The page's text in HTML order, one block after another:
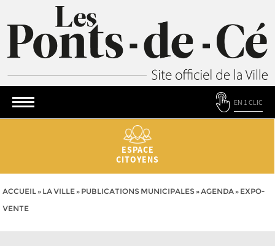
EN 1 CLIC
ESPACE
CITOYENS
ACCUEIL» LA VILLE» PUBLICATIONS MUNICIPALES»AGENDA» EXPO-
VENTE